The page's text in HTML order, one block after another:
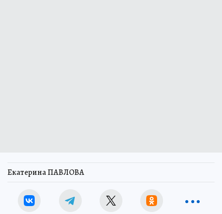
Екатерина ПАВЛОВА